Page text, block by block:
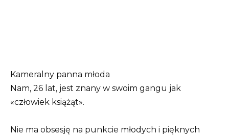
Kameralny panna młoda
Nam, 26 lat, jest znany w swoim gangu jak
«człowiek książąt».
Nie ma obsesję na punkcie młodych i pięknych